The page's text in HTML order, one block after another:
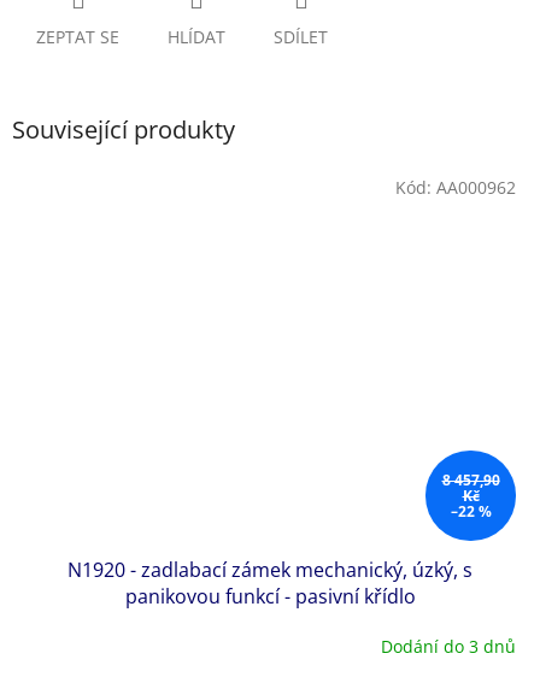
ZEPTAT SE HLÍDAT SDÍLET
Související produkty
8 457,90
Kč
–22 %
N1920 - zadlabací zámek mechanický, úzký, s
panikovou funkcí - pasivní křídlo
Dodání do 3 dnů
Kód: AA000962